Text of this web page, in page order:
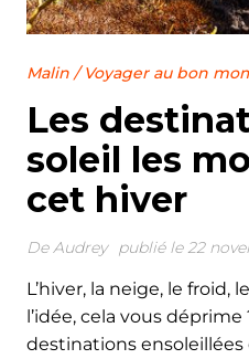
Malin /Voyager au bon
Les
soleil les
cet hiver
De Audrey publié le 22
L’hiver, la neige, le froid,
l’idée, cela vous
destinations